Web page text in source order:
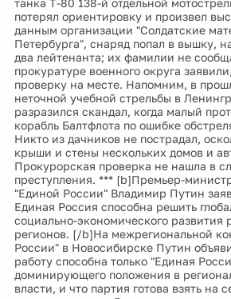
потерял ориентировку и произвел
данным организации "Солдатские
Петербурга", снаряд попал в вышку,
два лейтенанта; их фамилии не
прокуратуре военного округа
проверку на месте. Напомним, в
неточной учебной стрельбы в
разразился скандал, когда малый
корабль Балтфлота по ошибке
Никто из дачников не пострадал,
крыши и стены нескольких домов и
Прокурорская проверка не нашла в
преступления. *** [b]Премьер-
"Единой России" Владимир Путин
Единая Россия способна решить
социально-экономического развития
регионов. [/b]На межрегиональной
России" в Новосибирске Путин
работу способна только "Единая
доминирующего положения в
власти, и что партия готова взять на